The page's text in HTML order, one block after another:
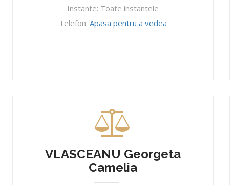
Instante: Toate instantele
Telefon:Apasa pentru a vedea
VLASCEANU Georgeta
Camelia